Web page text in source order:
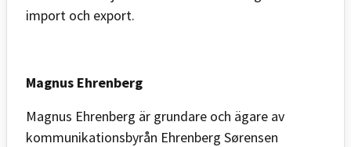
import och export.
Magnus Ehrenberg
Magnus Ehrenberg är grundare och ägare av
kommunikationsbyrån Ehrenberg Sørensen